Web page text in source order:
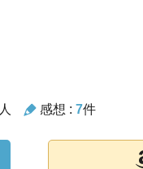
人 感想 : 7件